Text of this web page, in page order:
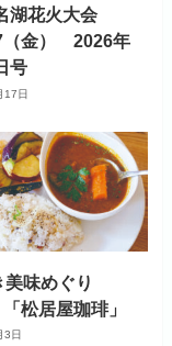
湖花火大会
（金） 2026年
号
17日
美味めぐり
松居屋珈琲」
3日